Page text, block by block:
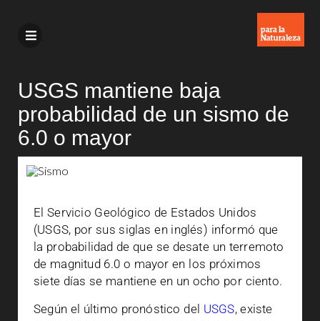
USGS mantiene baja
probabilidad de un sismo de
6.0 o mayor
El Servicio Geológico de Estados Unidos
(USGS, por sus siglas en inglés) informó que
la probabilidad de que se desate un terremoto
de magnitud 6.0 o mayor en los próximos
siete días se mantiene en un ocho por ciento.
Según el último pronóstico del USGS, existe